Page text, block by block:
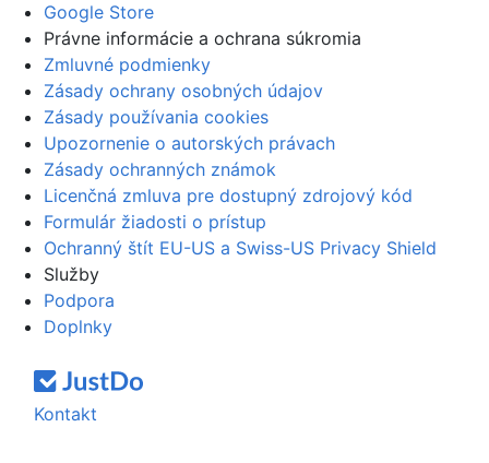
Google Store
Právne informácie a ochrana súkromia
Zmluvné podmienky
Zásady ochrany osobných údajov
Zásady používania cookies
Upozornenie o autorských právach
Zásady ochranných známok
Licenčná zmluva pre dostupný zdrojový kód
Formulár žiadosti o prístup
Ochranný štít EU-US a Swiss-US Privacy Shield
Služby
Podpora
Doplnky
Kontakt